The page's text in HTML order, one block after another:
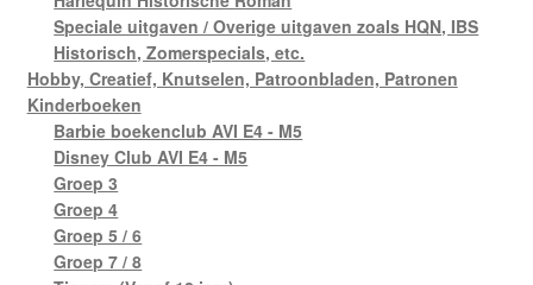
Speciale uitgaven / Overige uitgaven zoals HQN, IBS
Historisch, Zomerspecials, etc.
Hobby, Creatief, Knutselen, Patroonbladen, Patronen
Kinderboeken
Barbie boekenclub AVI E4 - M5
Disney Club AVI E4 - M5
Groep 3
Groep 4
Groep 5 / 6
Groep 7 / 8